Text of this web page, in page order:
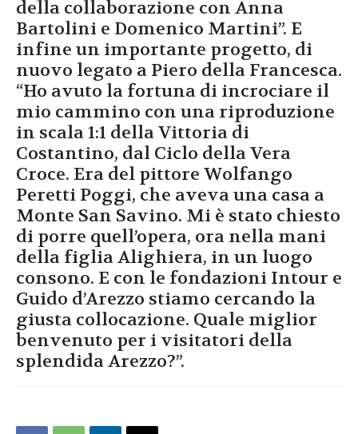
della collaborazione con Anna
Bartolini e Domenico Martini”. E
infine un importante progetto, di
nuovo legato a Piero della Francesca.
“Ho avuto la fortuna di incrociare il
mio cammino con una riproduzione
in scala 1:1 della Vittoria di
Costantino, dal Ciclo della Vera
Croce. Era del pittore Wolfango
Peretti Poggi, che aveva una casa a
Monte San Savino. Mi è stato chiesto
di porre quell’opera, ora nella mani
della figlia Alighiera, in un luogo
consono. E con le fondazioni Intour e
Guido d’Arezzo stiamo cercando la
giusta collocazione. Quale miglior
benvenuto per i visitatori della
splendida Arezzo?”.